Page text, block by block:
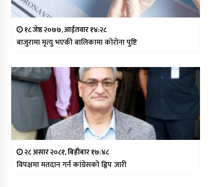
१८ जेष्ठ २०७७, आईतवार १४:२८
बाजुरामा मृत्यु भएकी बालिकामा कोरोना पुष्टि
२८ असार २०८१, बिहीबार १७:४८
विपक्षमा मतदान गर्न कांग्रेसको ह्विप जारी